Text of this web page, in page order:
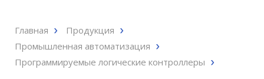
Главная
Продукция
Промышленная автоматизация
Программируемые логические контроллеры